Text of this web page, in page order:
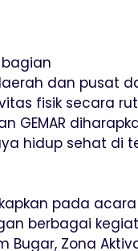
dan pusat
fisik secara
GEMAR
hidup sehat di
pada
berbagai
Bugar, Zona